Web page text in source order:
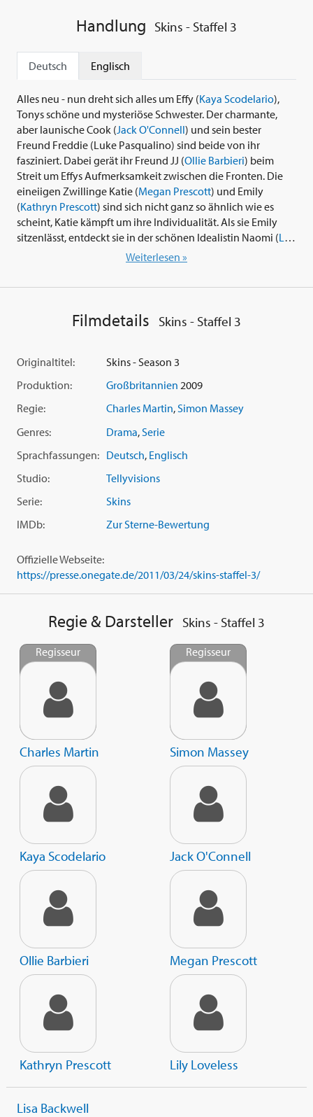
Handlung Skins - Staffel 3
Deutsch Englisch
Alles neu - nun dreht sich alles um Effy (Kaya Scodelario),
Tonys schöne und mysteriöse Schwester. Der charmante,
aber launische Cook (Jack O'Connell) und sein bester
Freund Freddie (Luke Pasqualino) sind beide von ihr
fasziniert. Dabei gerät ihr Freund JJ (Ollie Barbieri) beim
Streit um Effys Aufmerksamkeit zwischen die Fronten. Die
eineiigen Zwillinge Katie (Megan Prescott) und Emily
(Kathryn Prescott) sind sich nicht ganz so ähnlich wie es
scheint, Katie kämpft um ihre Individualität. Als sie Emily
sitzenlässt, entdeckt sie in der schönen Idealistin Naomi (Lily
) eine neue Freundin. Die verrückte Pandora (
01. Neue Leute
03. Thomas
04. Pandora
06. Naomi
08. Der Ausflug
Weiterlesen »
Filmdetails Skins - Staffel 3
Originaltitel:
Skins - Season 3
Produktion:
Großbritannien 2009
Regie:
Charles Martin,Simon Massey
Genres:
Drama, Serie
Sprachfassungen: Deutsch, Englisch
Studio:
Tellyvisions
Serie:
Skins
IMDb:
Zur Sterne-Bewertung
Offizielle Webseite:
https://presse.onegate.de/2011/03/24/skins-staffel-3/
Regie & Darsteller Skins - Staffel 3
Regisseur
Charles Martin
Regisseur
Simon Massey
Kaya Scodelario Jack O'Connell
Ollie Barbieri Megan Prescott
Kathryn Prescott Lily Loveless
Lisa Backwell